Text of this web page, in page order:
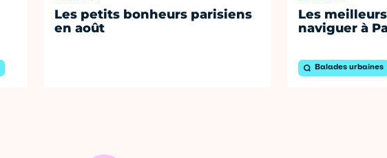
Les petits bonheurs parisiens
en août
Les
naviguer à
Balades urbaines